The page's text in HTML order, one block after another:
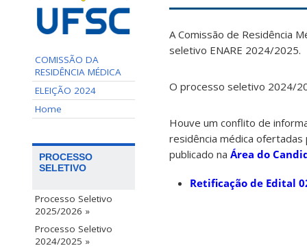
COMISSÃO DA
RESIDÊNCIA MÉDICA
ELEIÇÃO 2024
Home
PROCESSO
SELETIVO
Processo Seletivo
2025/2026 »
Processo Seletivo
2024/2025 »
A Comissão de Residência
seletivo ENARE 2024/2025.
O processo seletivo 2024/
Houve um conflito de
residência médica ofertadas
publicado na Área do
Retificação de Edital